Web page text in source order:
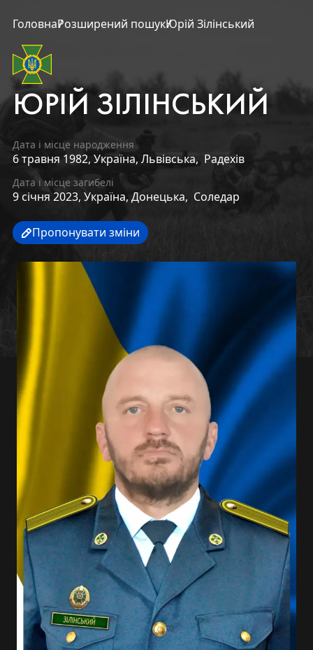
ГоловнаРозширений пошукЮрій Зілінський
ЮРІЙ ЗІЛІНСЬКИЙ
Дата і місце народження
6 травня 1982, Україна, Львівська, Радехів
Дата і місце загибелі
9 січня 2023, Україна, Донецька, Соледар
Пропонувати зміни